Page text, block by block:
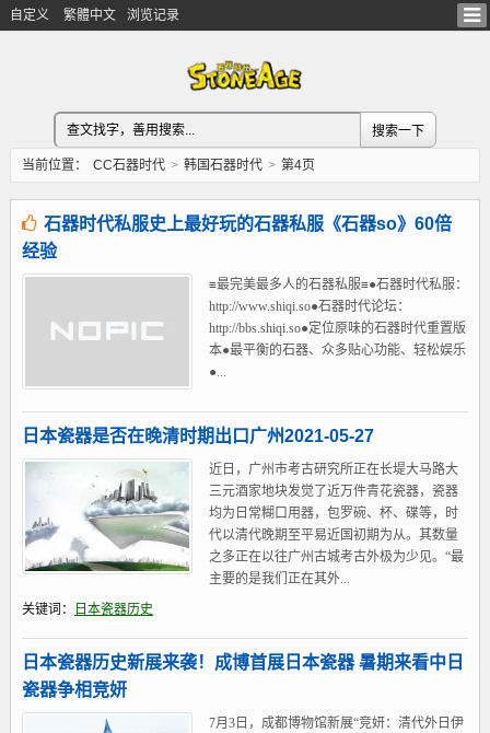
自定义 繁體中文 浏览记录
当前位置： CC石器时代 > 韩国石器时代 > 第4页
石器时代私服史上最好玩的石器私服《石器so》60倍
经验
≡最完美最多人的石器私服≡●石器时代私服：
http://www.shiqi.so●石器时代论坛：
http://bbs.shiqi.so●定位原味的石器时代重置版
本●最平衡的石器、众多贴心功能、轻松娱乐
●...
日本瓷器是否在晚清时期出口广州2021-05-27
近日，广州市考古研究所正在长堤大马路大
三元酒家地块发觉了近万件青花瓷器，瓷器
均为日常糊口用器，包罗碗、杯、碟等，时
代以清代晚期至平易近国初期为从。其数量
之多正在以往广州古城考古外极为少见。“最
主要的是我们正在其外...
关键词：
日本瓷器历史
日本瓷器历史新展来袭！成博首展日本瓷器 暑期来看中日
瓷器争相竞妍
7月3日，成都博物馆新展“竞妍：清代外日伊